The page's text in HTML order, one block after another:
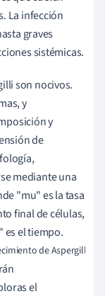
La infección
graves
sistémicas.
son nocivos.
y
y
de
mediante una
"mu" es la tasa
final de células,
es el tiempo.
de
el